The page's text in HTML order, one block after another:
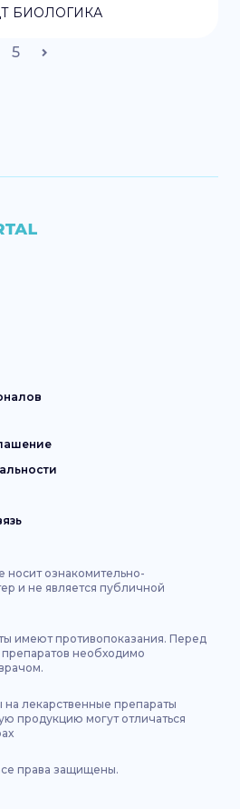
БИОЛОГИКА
5
носит ознакомительно-
и не является публичной
имеют противопоказания. Перед
необходимо
на лекарственные препараты
продукцию могут отличаться
права защищены.